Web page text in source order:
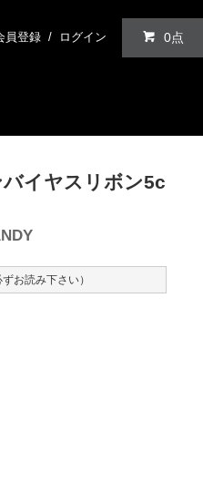
員登録 / ログイン 0点
バイヤスリボン5c
お読み下さい）